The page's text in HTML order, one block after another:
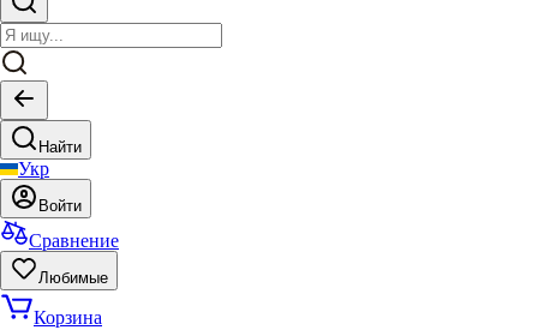
Найти
Укр
Войти
Сравнение
Любимые
Корзина